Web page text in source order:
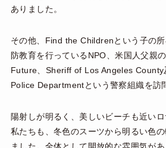
ありました。
その他、Find the Childrenという子の
防教育を行っているNPO、米国人父親
Future、Sheriff of Los Angeles County
Police Departmentという警察組織を訪
陽射しが明るく、美しいビーチも近いロ
私たちも、冬色のスーツから明るい色